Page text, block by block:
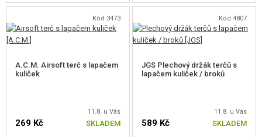
STAVEBNICE, MODELY
REKLAMNÍ PŘEDMĚTY
SLEVY, AKCE
Kód 3473
A.C.M. Airsoft terč s lapačem
kuliček
11.8. u Vás
269 Kč SKLADEM
Kód 4807
JGS Plechový držák terčů s
lapačem kuliček / broků
11.8. u Vás
589 Kč SKLADEM